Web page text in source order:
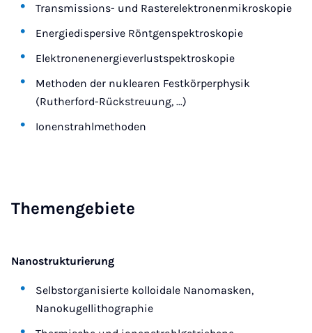
Transmissions- und Rasterelektronenmikroskopie
Energiedispersive Röntgenspektroskopie
Elektronenenergieverlustspektroskopie
Methoden der nuklearen Festkörperphysik
(Rutherford-Rückstreuung, ...)
Ionenstrahlmethoden
The­men­ge­bie­te
Nanostrukturierung
Selbstorganisierte kolloidale Nanomasken,
Nanokugellithographie